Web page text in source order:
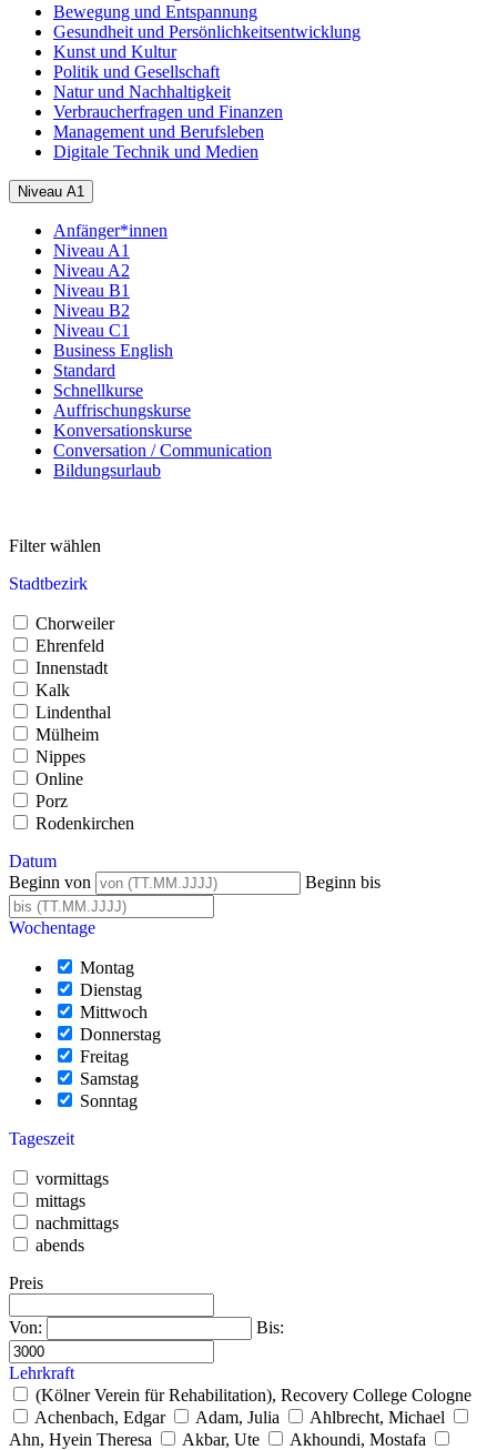
Bewegung und Entspannung
Gesundheit und Persönlichkeitsentwicklung
Kunst und Kultur
Politik und Gesellschaft
Natur und Nachhaltigkeit
Verbraucherfragen und Finanzen
Management und Berufsleben
Digitale Technik und Medien
Niveau A1
Anfänger*innen
Niveau A1
Niveau A2
Niveau B1
Niveau B2
Niveau C1
Business English
Standard
Schnellkurse
Auffrischungskurse
Konversationskurse
Conversation / Communication
Bildungsurlaub
Filter wählen
Stadtbezirk
Chorweiler
Ehrenfeld
Innenstadt
Kalk
Lindenthal
Mülheim
Nippes
Online
Porz
Rodenkirchen
Datum
Beginn von
Beginn bis
Wochentage
Montag
Dienstag
Mittwoch
Donnerstag
Freitag
Samstag
Sonntag
Tageszeit
vormittags
mittags
nachmittags
abends
Preis
Von: Bis:
Lehrkraft
(Kölner Verein für Rehabilitation), Recovery College Cologne
Achenbach, Edgar
Adam, Julia
Ahlbrecht, Michael
Ahn, Hyein Theresa
Akbar, Ute
Akhoundi, Mostafa